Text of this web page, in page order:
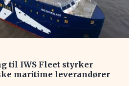
til IWS Fleet styrker
maritime leverandører